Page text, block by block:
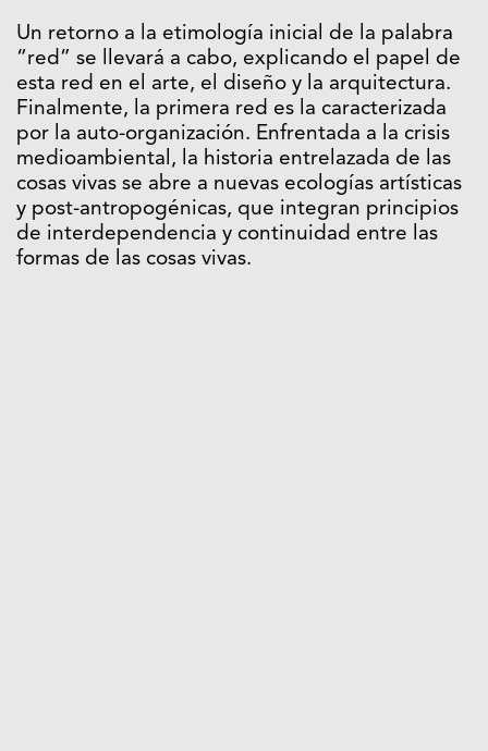
Un retorno a la etimología inicial de la palabra
“red” se llevará a cabo, explicando el papel de
esta red en el arte, el diseño y la arquitectura.
Finalmente, la primera red es la caracterizada
por la auto-organización. Enfrentada a la crisis
medioambiental, la historia entrelazada de las
cosas vivas se abre a nuevas ecologías artísticas
y post-antropogénicas, que integran principios
de interdependencia y continuidad entre las
formas de las cosas vivas.